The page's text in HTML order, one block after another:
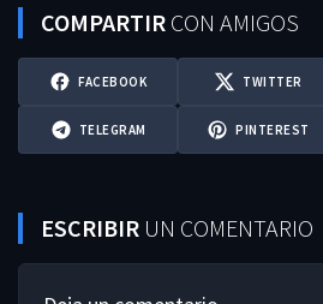
COMPARTIR CON AMIGOS
FACEBOOK TWITTER
TELEGRAM PINTEREST
ESCRIBIR UN COMENTARIO